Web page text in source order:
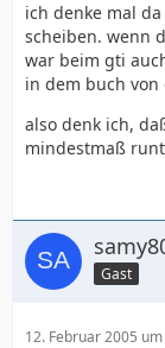
ich denke mal
scheiben. wenn
war beim gti
in dem buch
also denk ich,
mindestmaß
Gast
12. Februar 2005 um